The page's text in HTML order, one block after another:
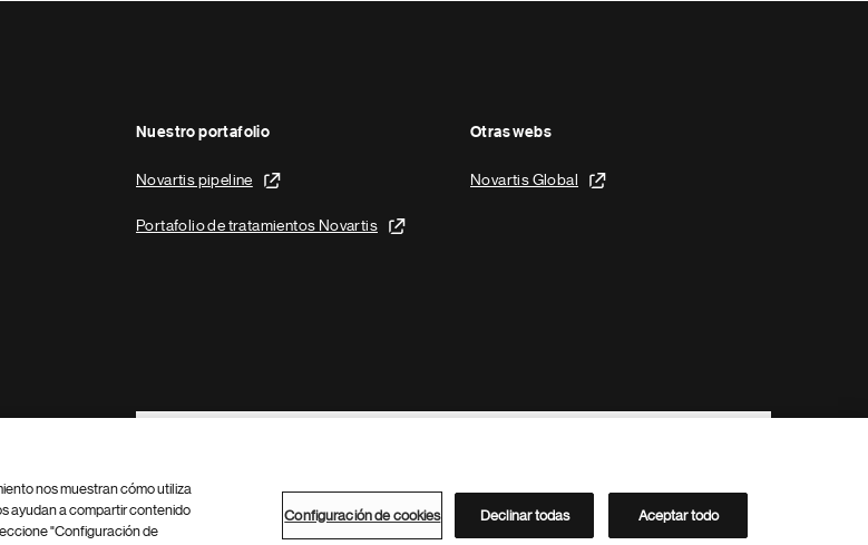
Nuestro portafolio
Novartis pipeline
Portafolio de tratamientos Novartis
Otras webs
Novartis Global
Footer Site Search
Directorio de Novartis
nos muestran cómo utiliza
ayudan a compartir contenido
"Configuración de
Configuración de cookies Declinar todas Aceptar todo